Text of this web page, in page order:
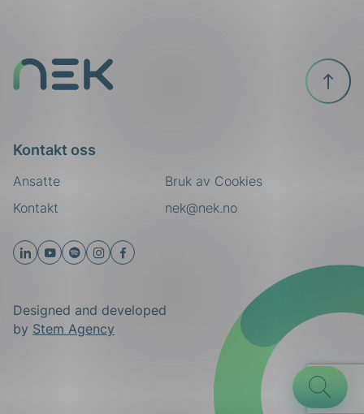
Kontakt oss
Ansatte
nek@nek.no
Kontakt
Bruk av Cookies
Designed and developed
by Stem Agency
Til
toppen